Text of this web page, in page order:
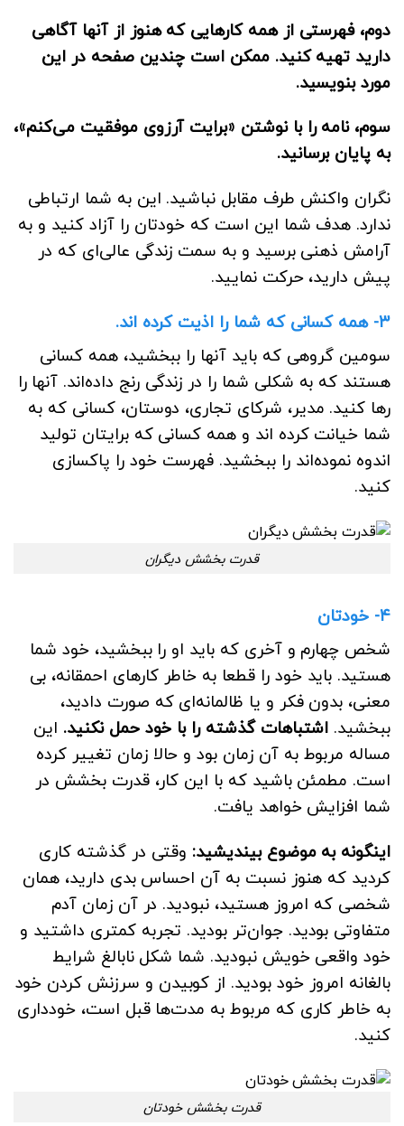
دوم، فهرستی از همه کارهایی که هنوز از آنها آگاهی
دارید تهیه کنید. ممکن است چندین صفحه در این
مورد بنویسید.
سوم، نامه را با نوشتن «برایت آرزوی موفقیت می‌کنم»،
به پایان برسانید.
نگران واکنش طرف مقابل نباشید. این به شما ارتباطی
ندارد. هدف شما این است که خودتان را آزاد کنید و به
آرامش ذهنی برسید و به سمت زندگی عالی‌ای که در
پیش دارید، حرکت نمایید.
۳- همه کسانی که شما را اذیت کرده اند.
سومین گروهی که باید آنها را ببخشید، همه کسانی
هستند که به شکلی شما را در زندگی رنج داده‌اند. آنها را
رها کنید. مدیر، شرکای تجاری، دوستان، کسانی که به
شما خیانت کرده اند و همه کسانی که برایتان تولید
اندوه نموده‌اند را ببخشید. فهرست خود را پاکسازی
کنید.
قدرت بخشش دیگران
۴- خودتان
شخص چهارم و آخری که باید او را ببخشید، خود شما
هستید. باید خود را قطعا به خاطر کارهای احمقانه، بی
معنی، بدون فکر و یا ظالمانه‌ای که صورت دادید،
ببخشید. اشتباهات گذشته را با خود حمل نکنید. این
مساله مربوط به آن زمان بود و حالا زمان تغییر کرده
است. مطمئن باشید که با این کار، قدرت بخشش در
شما افزایش خواهد یافت.
اینگونه به موضوع بیندیشید: وقتی در گذشته کاری
کردید که هنوز نسبت به آن احساس بدی دارید، همان
شخصی که امروز هستید، نبودید. در آن زمان آدم
متفاوتی بودید. جوان‌تر بودید. تجربه کمتری داشتید و
خود واقعی خویش نبودید. شما شکل نابالغ شرایط
بالغانه امروز خود بودید. از کوبیدن و سرزنش کردن خود
به خاطر کاری که مربوط به مدت‌ها قبل است، خودداری
کنید.
قدرت بخشش خودتان